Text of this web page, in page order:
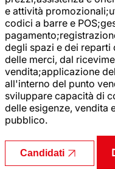
e attività
codici a barre e
degli spazi e dei
delle merci, dal
vendita;applicazione
all'interno del punto
sviluppare capacità di
delle esigenze, vendita
pubblico.
Candidati